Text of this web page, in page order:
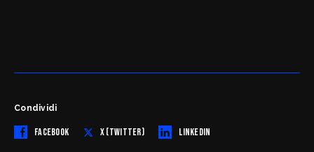
Condividi
FACEBOOK X (TWITTER) LINKEDIN